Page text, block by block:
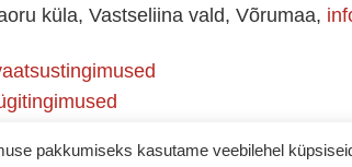
küla, Vastseliina vald, Võrumaa,
pakkumiseks kasutame veebilehel